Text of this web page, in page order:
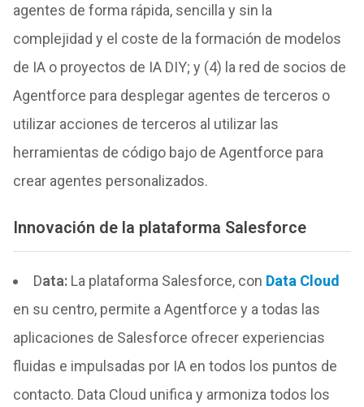
agentes de forma rápida, sencilla y sin la
complejidad y el coste de la formación de modelos
de IA o proyectos de IA DIY; y (4) la red de socios de
Agentforce para desplegar agentes de terceros o
utilizar acciones de terceros al utilizar las
herramientas de código bajo de Agentforce para
crear agentes personalizados.
Innovación de la plataforma Salesforce
Data:La plataforma Salesforce, con Data Cloud
en su centro, permite a Agentforce y a todas las
aplicaciones de Salesforce ofrecer experiencias
fluidas e impulsadas por IA en todos los puntos de
contacto. Data Cloud unifica y armoniza todos los